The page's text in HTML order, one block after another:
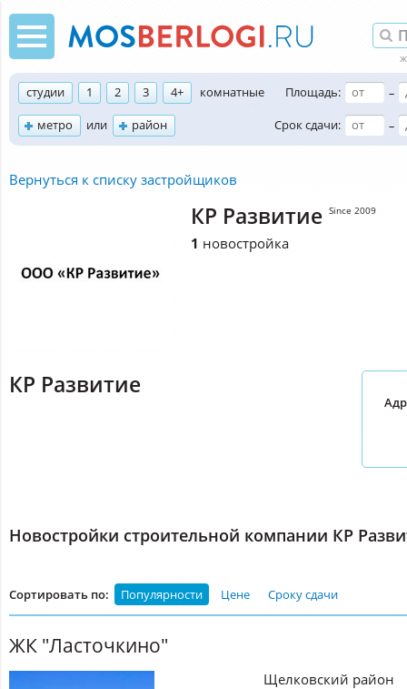
студии 1 2 3 4+
комнатные
метро
или район
Площадь:
–
Срок сдачи:
–
Вернуться к списку застройщиков
КР Развитие Since 2009
1 новостройка
КР Развитие
Новостройки строительной компании КР
Сортировать по: Популярности Цене Сроку сдачи
ЖК "Ласточкино"
Щелковский район